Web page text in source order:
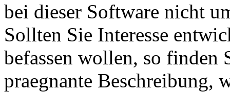
bei dieser Software nicht
Sollten Sie Interesse
befassen wollen, so finden
praegnante Beschreibung,